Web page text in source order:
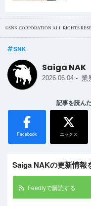
©SNK CORPORATION ALL RIGHTS
SNK
Saiga NAK
2026.06.04 - 業
記事を読ん
Facebook エックス
Saiga NAKの更新情報
Feedlyで購読する